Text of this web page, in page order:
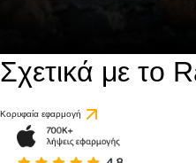
Σχετικά με το
Κορυφαία εφαρμογή